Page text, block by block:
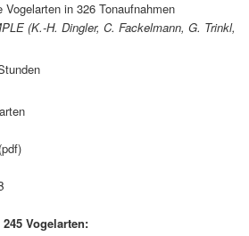
in 326 Tonaufnahmen
(K.-H. Dingler, C. Fackelmann, G. Trinkl,
Vogelarten: